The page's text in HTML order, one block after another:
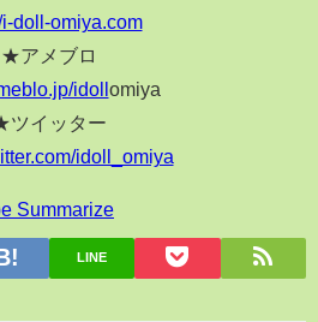
i-doll-omiya.com
★アメブロ
idoll omiya
ツイッター
idoll_omiya
Summarize
LINE